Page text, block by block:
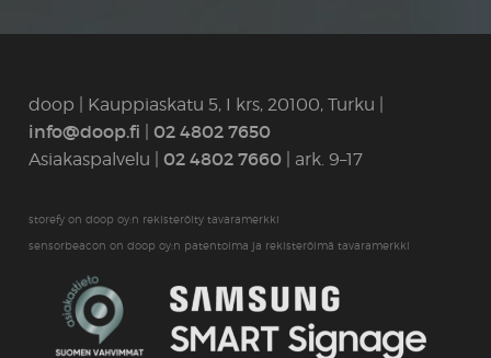
doop | Kauppiaskatu 5, I krs, 20100, Turku |
info@doop.fi 02 4802 7650
Asiakaspalvelu | 02 4802 7660 | ark. 9–17
storefy on doop oy:n rekisteröity tavaramerkki
sensorbeacon on doop oy:n patentoima ja rekisteröimä tavaramerkki